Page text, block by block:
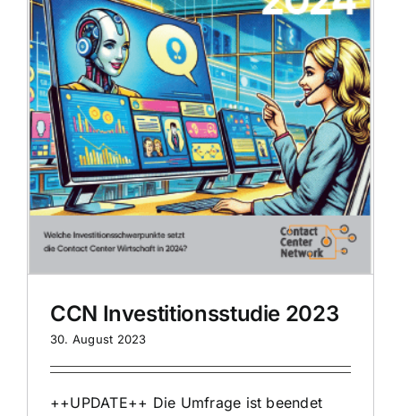
CCN Investitionsstudie 2023
30. August 2023
++UPDATE++ Die Umfrage ist beendet